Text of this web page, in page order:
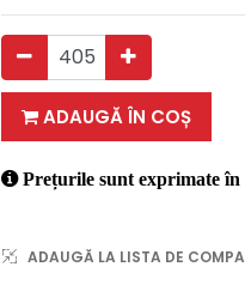
ADAUGĂ ÎN COȘ
Prețurile sunt exprimate în
ADAUGĂ LA LISTA DE